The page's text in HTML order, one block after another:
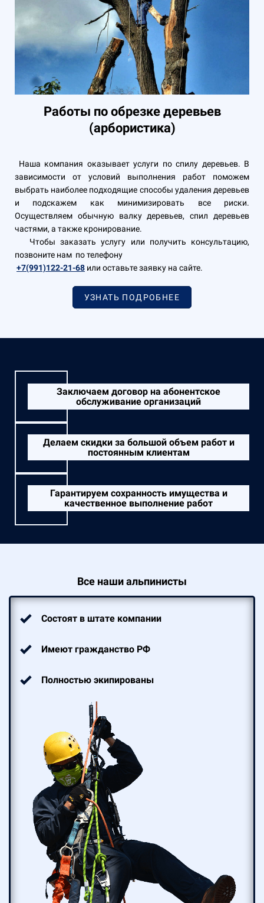
Работы по обрезке деревьев
(арбористика)
Наша компания оказывает услуги по спилу деревьев. В
зависимости от условий выполнения работ поможем
выбрать наиболее подходящие способы удаления деревьев
и подскажем как минимизировать все риски.
Осуществляем обычную валку деревьев, спил деревьев
частями, а также кронирование.
Чтобы заказать услугу или получить консультацию,
позвоните нам по телефону
+7(991)122-21-68 или оставьте заявку на сайте.
УЗНАТЬ ПОДРОБНЕЕ
Заключаем договор на абонентское
обслуживание организаций
Делаем скидки за большой объем работ и
постоянным клиентам
Гарантируем сохранность имущества и
качественное выполнение работ
Все наши альпинисты
Состоят в штате компании
Имеют гражданство РФ
Полностью экипированы